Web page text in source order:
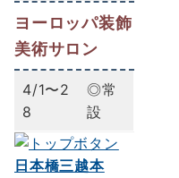
ヨーロッパ装飾
美術サロン
4/1〜2
8
◎常
設
日本橋三越本